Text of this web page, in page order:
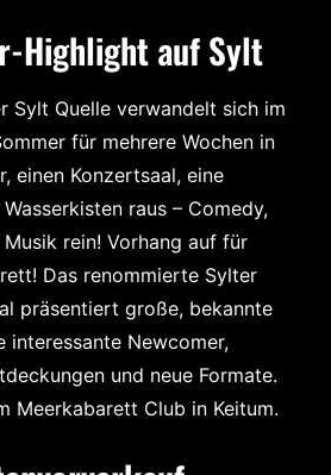
Highlight auf Sylt
Sylt Quelle verwandelt sich im
für mehrere Wochen in
einen Konzertsaal, eine
raus – Comedy,
rein! Vorhang auf für
Das renommierte Sylter
präsentiert große, bekannte
interessante Newcomer,
und neue Formate.
Meerkabarett Club in Keitum.